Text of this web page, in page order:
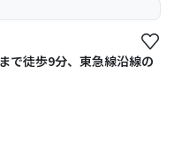
徒歩9分、東急線沿線の